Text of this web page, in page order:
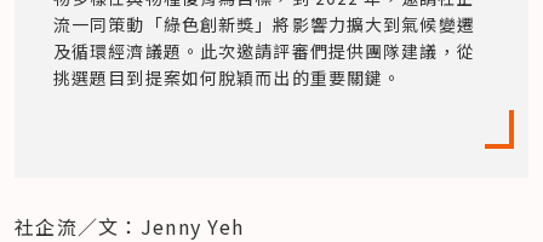
流一同策動「綠色創新獎」將影響力擴大到氣候變遷
及循環經濟議題。此次邀請評審們提供團隊建議，從
挑選題目到提案如何脫穎而出的重要關鍵。
社企流／文：Jenny Yeh